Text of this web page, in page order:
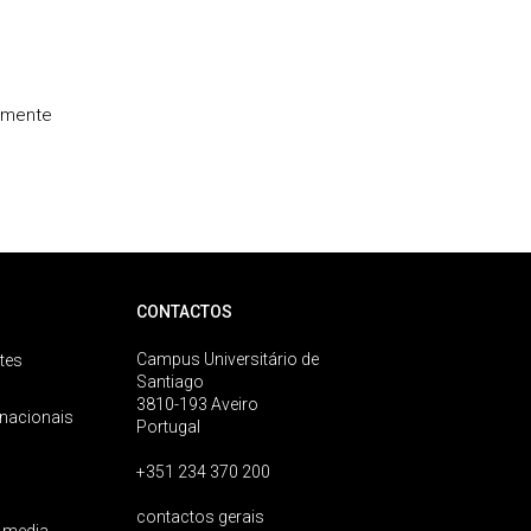
CONTACTOS
Campus Universitário de
Santiago
3810-193 Aveiro
Portugal
+351 234 370 200
contactos gerais